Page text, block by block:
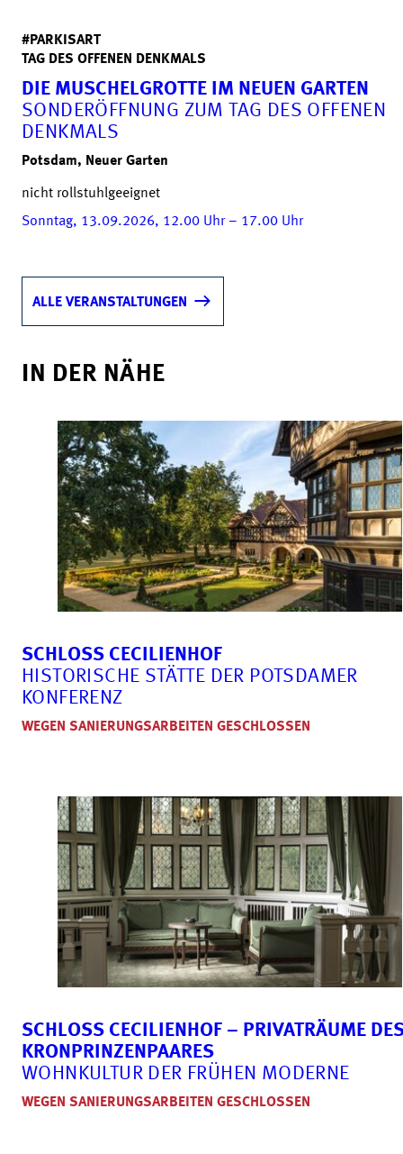
#PARKISART
TAG DES OFFENEN DENKMALS
DIE MUSCHELGROTTE IM NEUEN GARTEN
SONDERÖFFNUNG ZUM TAG DES OFFENEN
DENKMALS
Potsdam, Neuer Garten
nicht rollstuhlgeeignet
Sonntag, 13.09.2026, 12.00 Uhr– 17.00 Uhr
ALLE VERANSTALTUNGEN
IN DER NÄHE
SCHLOSS CECILIENHOF
HISTORISCHE STÄTTE DER POTSDAMER
KONFERENZ
WEGEN SANIERUNGSARBEITEN GESCHLOSSEN
SCHLOSS CECILIENHOF – PRIVATRÄUME
KRONPRINZENPAARES
WOHNKULTUR DER FRÜHEN MODERNE
WEGEN SANIERUNGSARBEITEN GESCHLOSSEN